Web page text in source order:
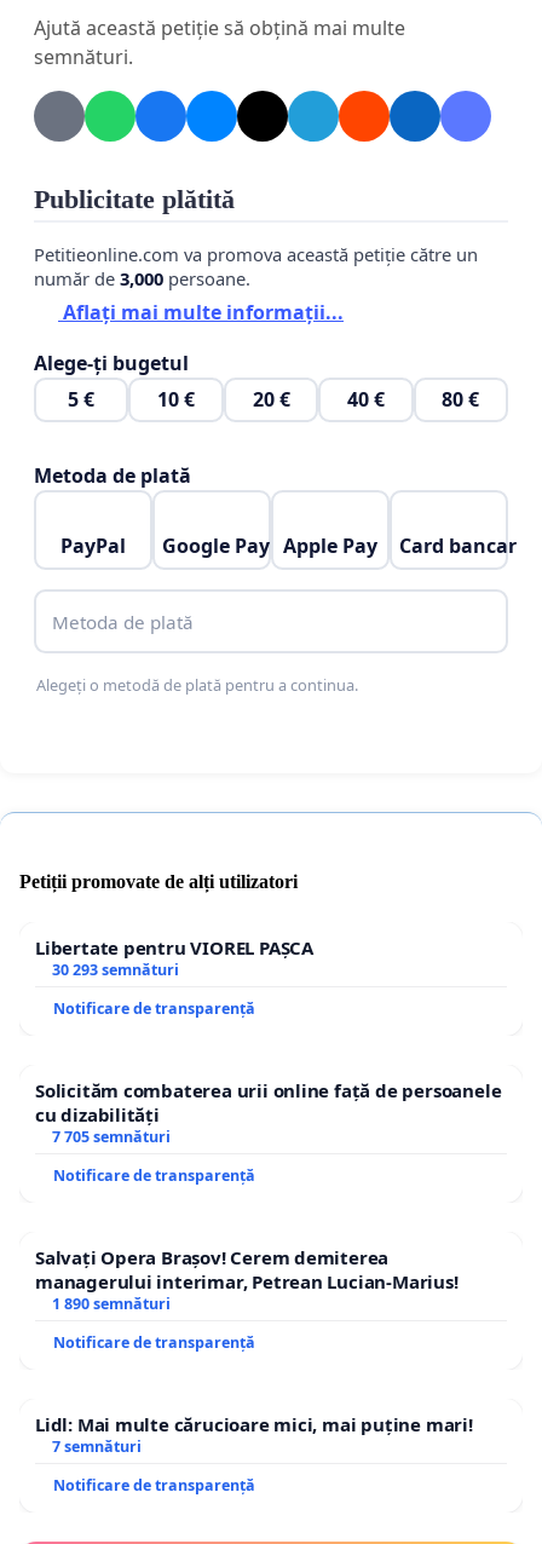
Ajută această petiție să obțină mai multe
semnături.
Publicitate plătită
Petitieonline.com va promova această petiție către un
număr de 3,000 persoane.
Aflați mai multe informații...
Alege-ți bugetul
5 €
10 € 20 € 40 € 80 €
Metoda de plată
PayPal Google Pay Apple Pay Card bancar
Metoda de plată
Alegeți o metodă de plată pentru a continua.
Petiții promovate de alți utilizatori
Libertate pentru VIOREL PAȘCA
30 293 semnături
Notificare de transparență
Solicităm combaterea urii online față de persoanele
cu dizabilități
7 705 semnături
Notificare de transparență
Salvați Opera Brașov! Cerem demiterea
managerului interimar, Petrean Lucian-Marius!
1 890 semnături
Notificare de transparență
Lidl: Mai multe cărucioare mici, mai puține mari!
7 semnături
Notificare de transparență